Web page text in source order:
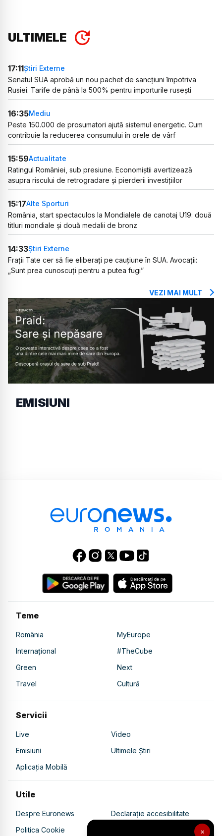
×
ULTIMELE
17:11Știri Externe
Senatul SUA aprobă un nou pachet de sancțiuni împotriva
Rusiei. Tarife de până la 500% pentru importurile rusești
16:35Mediu
Peste 150.000 de prosumatori ajută sistemul energetic. Cum
contribuie la reducerea consumului în orele de vârf
15:59Actualitate
Ratingul României, sub presiune. Economiștii avertizează
asupra riscului de retrogradare și pierderii investițiilor
15:17Alte Sporturi
România, start spectaculos la Mondialele de canotaj U19: două
titluri mondiale și două medalii de bronz
14:33Știri Externe
Frații Tate cer să fie eliberați pe cauțiune în SUA. Avocații:
„Sunt prea cunoscuți pentru a putea fugi”
VEZI MAI MULT
EMISIUNI
Teme
România
MyEurope
Internațional
#TheCube
Green
Next
Travel
Cultură
Servicii
Live
Video
Emisiuni
Ultimele Știri
Aplicația Mobilă
Utile
Despre Euronews
Declarație accesibilitate
Politica Cookie
Politica de confidențialitate